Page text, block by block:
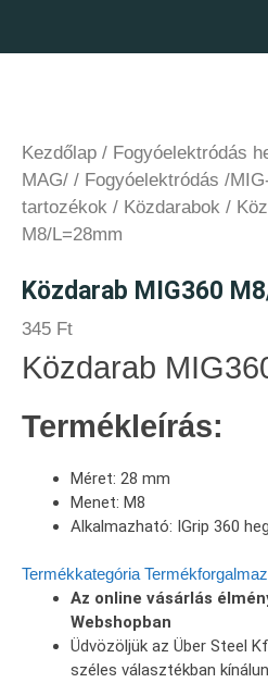
Kezdőlap / Fogyóelektródás
MAG/ / Fogyóelektródás /
tartozékok / Közdarabok /
M8/L=28mm
Közdarab MIG360
345 Ft
Közdarab
Termékleírás:
Méret: 28 mm
Menet: M8
Alkalmazható: IGrip 360
Termékkategória
Az online vásárlás
Webshopban
Üdvözöljük az Über Steel
széles választékban